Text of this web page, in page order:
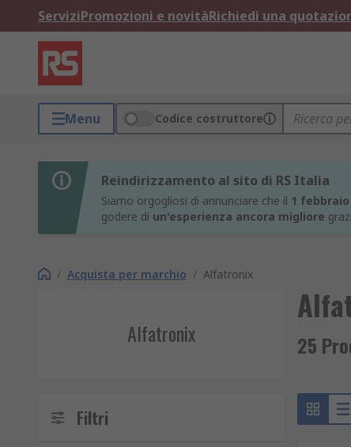
ServiziPromozioni e novitàRichiedi una
Menu Codice costruttore
Reindirizzamento al sito di RS Italia
Siamo orgogliosi di annunciare che il 1 febbraio
godere di un'esperienza ancora migliore
/ Acquista per marchio / Alfatronix
Alfatronix 25
Filtri